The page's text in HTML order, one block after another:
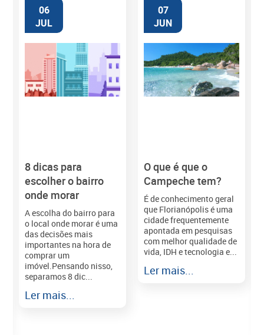
06
JUL
8 dicas para
escolher o bairro
onde morar
A escolha do bairro para
o local onde morar é uma
das decisões mais
importantes na hora de
comprar um
imóvel.Pensando nisso,
separamos 8 dic...
Ler mais...
07
JUN
O que é que o
Campeche tem?
É de conhecimento geral
que Florianópolis é uma
cidade frequentemente
apontada em pesquisas
com melhor qualidade de
vida, IDH e tecnologia e...
Ler mais...